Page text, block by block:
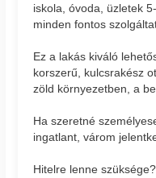
iskola, óvoda, üzletek
minden fontos
Ez a lakás kiváló
korszerű, kulcsrakész
zöld környezetben, a
Ha szeretné
ingatlant, várom
Hitelre lenne